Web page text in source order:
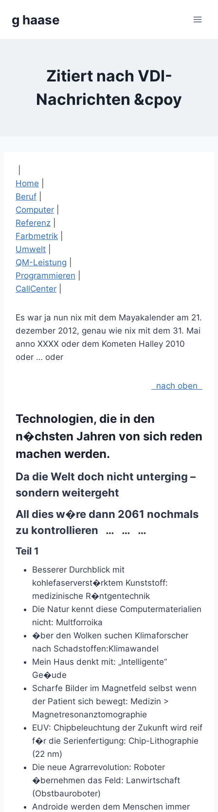
Inhaltg haase
Zitiert nach VDI-
Nachrichten &cpoy
Home
Beruf
Computer
Referenz
Farbmetrik
Umwelt
QM-Leistung
Programmieren
CallCenter
Es war ja nun nix mit dem Mayakalender am 21.
dezember 2012, genau wie nix mit dem 31. Mai
anno XXXX oder dem Kometen Halley 2010
oder … oder
nach oben
Technologien, die in den
n�chsten Jahren von sich reden
machen werden.
Da die Welt doch nicht unterging –
sondern weitergeht
All dies w�re dann 2061 nochmals
zu kontrollieren … … …
Teil 1
Besserer Durchblick mit
kohlefaserverst�rktem Kunststoff:
medizinische R�ntgentechnik
Die Natur kennt diese Computermaterialien
nicht: Multforroika
�ber den Wolken suchen Klimaforscher
nach Schadstoffen:Klimawandel
Mein Haus denkt mit: „Intelligente“
Ge�ude
Scharfe Bilder im Magnetfeld selbst wenn
der Patient sich bewegt: Medizin >
Magnetresonanztomographie
EUV: Chipbeleuchtung der Zukunft wird reif
f�r die Serienfertigung: Chip-Lithographie
(22 nm)
Die neue Agrarrevolution: Roboter
�bernehmen das Feld: Lanwirtschaft
(Obstbauroboter)
Androide werden dem Menschen immer